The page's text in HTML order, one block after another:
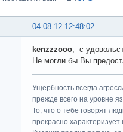
04-08-12 12:48:02
kenzzzooo, с
Не могли бы Вы
Ущербность всегда
прежде всего на уровне
То, что о тебе говорят
прекрасно характеризует